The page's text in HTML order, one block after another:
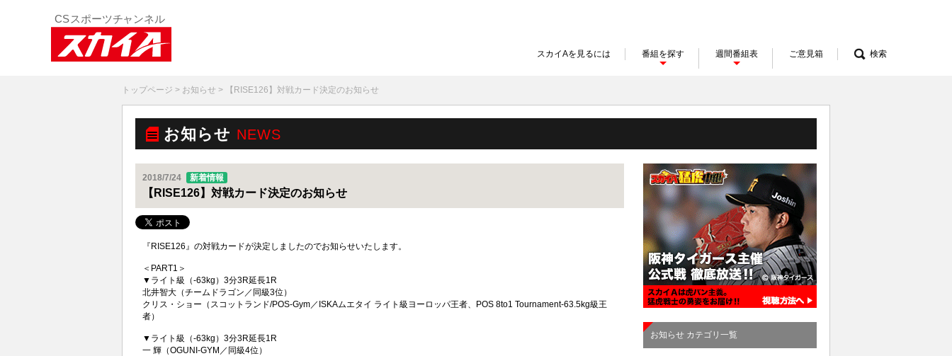
スカイAを見るには 番組を探す 週間番組表 ご意見箱 検索
トップページ > お知らせ > 【RISE126】対戦カード決定のお知らせ
お知らせ NEWS
2018/7/24 新着情報
【RISE126】対戦カード決定のお知らせ
『RISE126』の対戦カードが決定しましたのでお知らせいたします。
＜PART1＞
▼ライト級（-63kg）3分3R延長1R
北井智大（チームドラゴン／同級3位）
クリス・ショー（スコットランド/POS-Gym／ISKAムエタイ ライト級ヨーロッパ王者、POS 8to1 Tournament-63.5kg級王
者）
▼ライト級（-63kg）3分3R延長1R
一 輝（OGUNI-GYM／同級4位）
お知らせ カテゴリ一覧